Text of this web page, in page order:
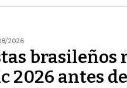
2026
brasileños
2026 antes